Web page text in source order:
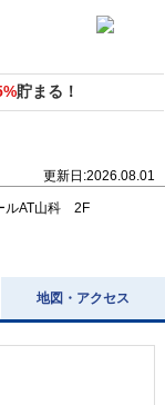
貯まる！
更新日:2026.08.01
ルAT山科 2F
地図・アクセス